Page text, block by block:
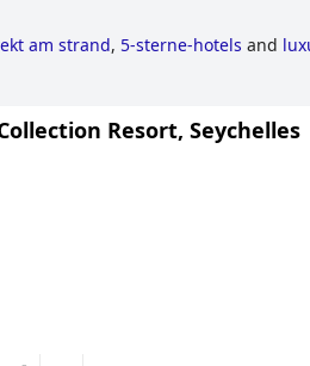
am strand, 5-sterne-hotels and
Resort, Seychelles